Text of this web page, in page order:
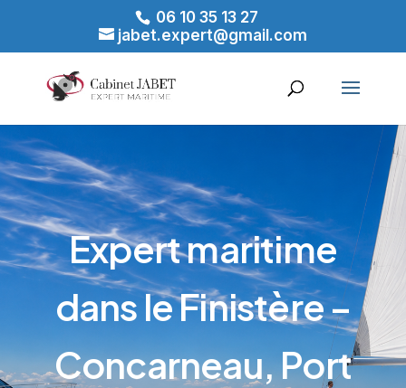
06 10 35 13 27
jabet.expert@gmail.com
Expert maritime
dans le Finistère –
Concarneau, Port